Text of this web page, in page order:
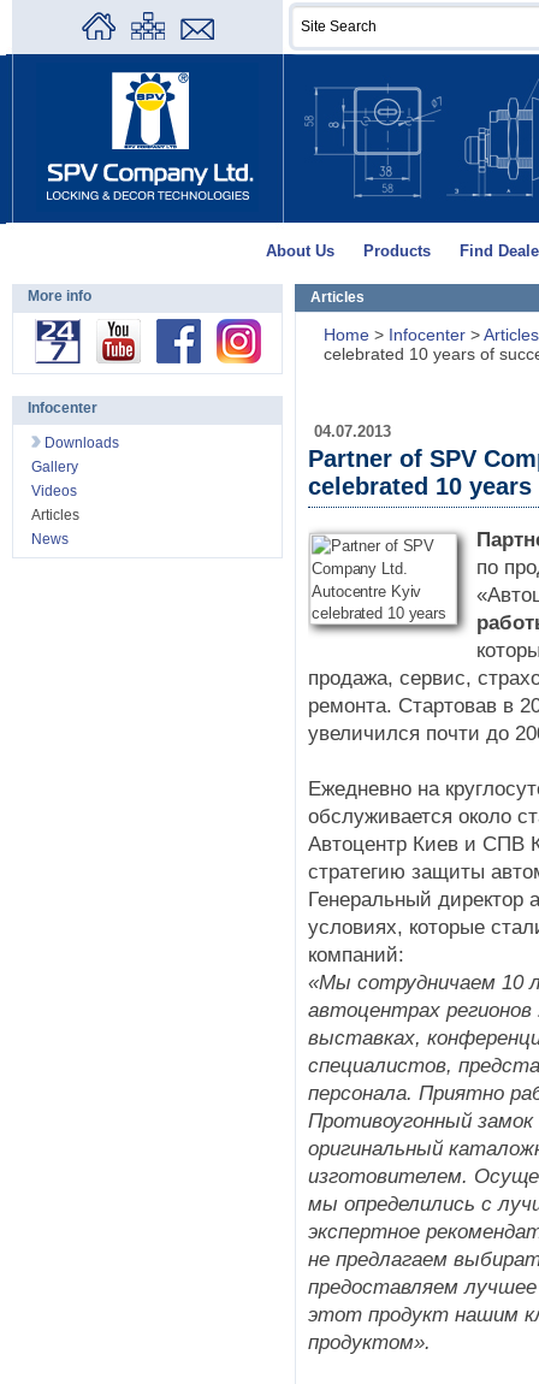
About Us Products Find
Articles
Home > Infocenter >
celebrated 10 years of
04.07.2013
Partner of SPV
celebrated 10
по
продажа, сервис,
ремонта. Стартовав в
увеличился почти до
Ежедневно на
обслуживается около
Автоцентр Киев и СПВ
стратегию защиты
Генеральный директор
условиях, которые
компаний:
«Мы сотрудничаем 10
автоцентрах
выставках,
специалистов,
персонала. Приятно
Противоугонный
оригинальный
изготовителем.
мы определились с
экспертное
не предлагаем
предоставляем
этот продукт нашим
продуктом».
More info
Infocenter
Downloads
Gallery
Videos
Articles
News